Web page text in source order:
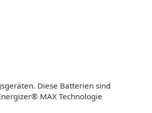
Diese Batterien sind
MAX Technologie